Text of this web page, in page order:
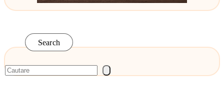
Search